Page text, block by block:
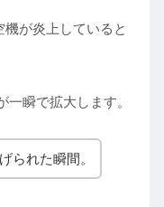
が炎上していると
瞬で拡大します。
られた瞬間。